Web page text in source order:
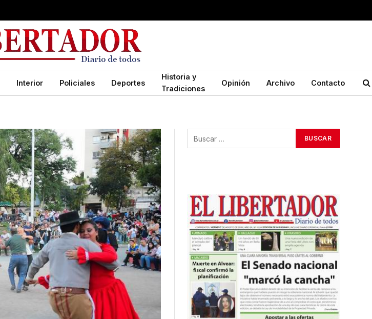
Interior Policiales Deportes
Historia y
Tradiciones
Opinión Archivo Contacto